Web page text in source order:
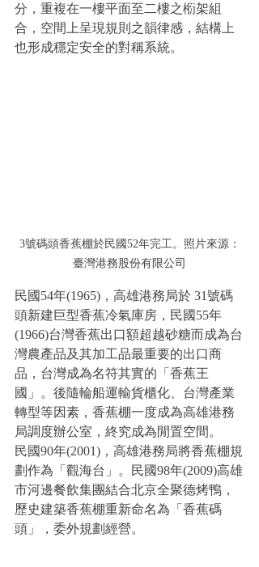
分，重複在一樓平面至二樓之椼架組
合，空間上呈現規則之韻律感，結構上
也形成穩定安全的對稱系統。
3號碼頭香蕉棚於民國52年完工。照片來源：
臺灣港務股份有限公司
民國54年(1965)，高雄港務局於 31號碼
頭新建巨型香蕉冷氣庫房，民國55年
(1966)台灣香蕉出口額超越砂糖而成為台
灣農產品及其加工品最重要的出口商
品，台灣成為名符其實的「香蕉王
國」。後隨輪船運輸貨櫃化、台灣產業
轉型等因素，香蕉棚一度成為高雄港務
局調度辦公室，終究成為閒置空間。
民國90年(2001)，高雄港務局將香蕉棚規
劃作為「觀海台」。民國98年(2009)高雄
市河邊餐飲集團結合北京全聚德烤鴨，
歷史建築香蕉棚重新命名為「香蕉碼
頭」，委外規劃經營。